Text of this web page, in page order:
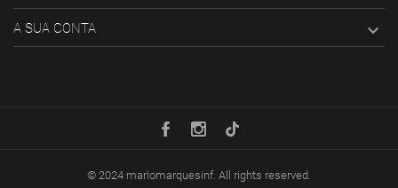
A SUA CONTA 
© 2024 mariomarquesinf. All rights reserved.